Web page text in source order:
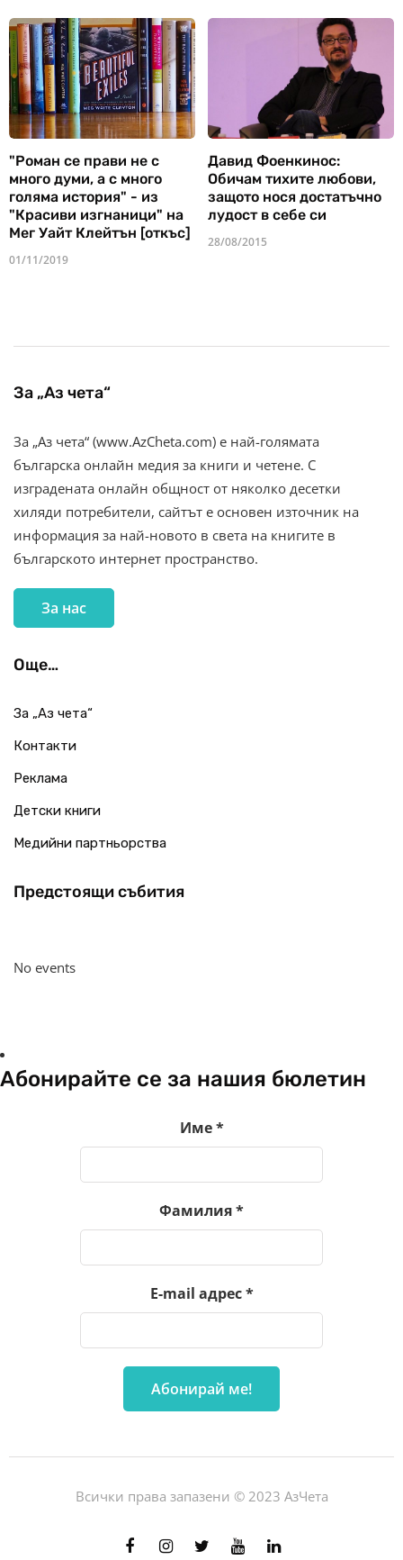
"Роман се прави не с
много думи, а с много
голяма история" - из
"Красиви изгнаници" на
Мег Уайт Клейтън [откъс]
01/11/2019
Давид Фоенкинос:
Обичам тихите любови,
защото нося достатъчно
лудост в себе си
28/08/2015
За „Аз чета“
За „Аз чета“ (www.AzCheta.com) е най-голямата
българска онлайн медия за книги и четене. С
изградената онлайн общност от няколко десетки
хиляди потребители, сайтът е основен източник на
информация за най-новото в света на книгите в
българското интернет пространство.
За нас
Още…
За „Аз чета“
Контакти
Реклама
Детски книги
Медийни партньорства
Предстоящи събития
No events
Абонирайте се за нашия бюлетин
Име*
Фамилия*
E-mail адрес*
Всички права запазени © 2023 АзЧета